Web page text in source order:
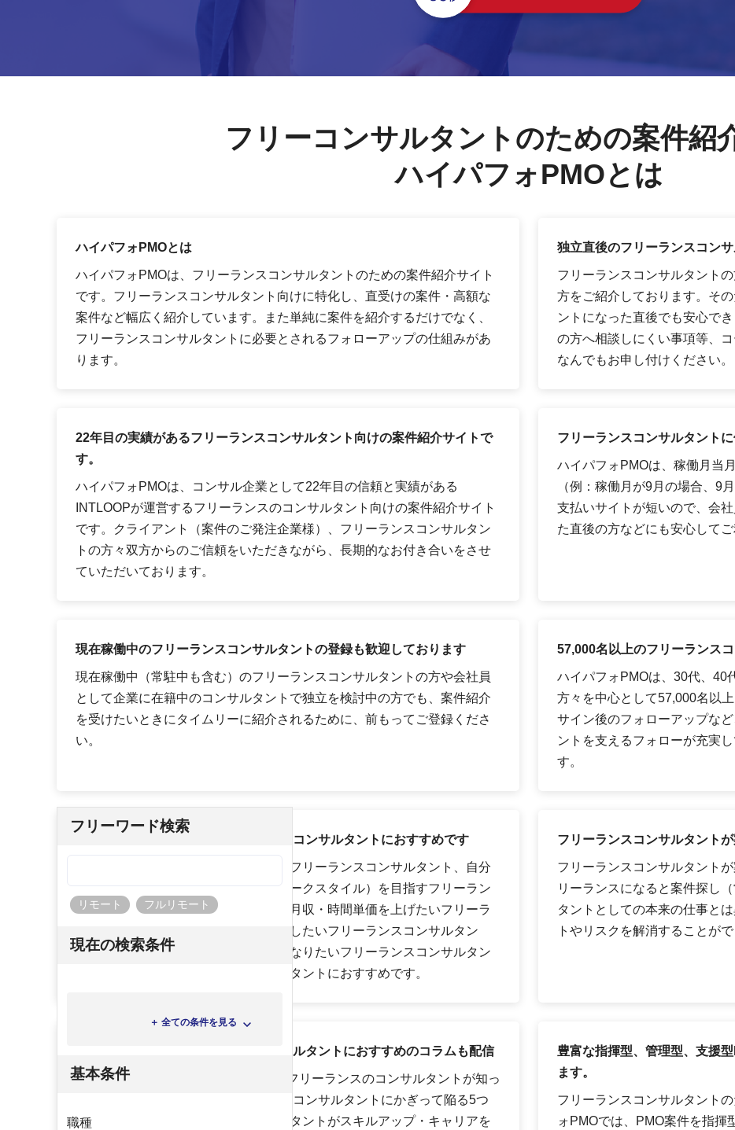
フリーワード検索
リモート フルリモート
現在の検索条件
＋ 全ての条件を見る
基本条件
職種
フリーコンサルタントのための案件紹
ハイパフォPMOとは
ハイパフォPMOとは
ハイパフォPMOは、フリーランスコンサルタントのための案件紹介サイト
です。フリーランスコンサルタント向けに特化し、直受けの案件・高額な
案件など幅広く紹介しています。また単純に案件を紹介するだけでなく、
フリーランスコンサルタントに必要とされるフォローアップの仕組みがあ
ります。
独立直後のフリーランスコン
フリーランスコンサルタント
方をご紹介しております。そ
ントになった直後でも安心で
の方へ相談しにくい事項等、
なんでもお申し付けください。
22年目の実績があるフリーランスコンサルタント向けの案件紹介サイトで
す。
ハイパフォPMOは、コンサル企業として22年目の信頼と実績がある
INTLOOPが運営するフリーランスのコンサルタント向けの案件紹介サイト
です。クライアント（案件のご発注企業様）、フリーランスコンサルタン
トの方々双方からのご信頼をいただきながら、長期的なお付き合いをさせ
ていただいております。
フリーランスコンサルタント
ハイパフォPMOは、稼働月当
（例：稼働月が9月の場合、9
支払いサイトが短いので、会
た直後の方などにも安心してご
現在稼働中のフリーランスコンサルタントの登録も歓迎しております
現在稼働中（常駐中も含む）のフリーランスコンサルタントの方や会社員
として企業に在籍中のコンサルタントで独立を検討中の方でも、案件紹介
を受けたいときにタイムリーに紹介されるために、前もってご登録くださ
い。
57,000名以上のフリーランス
ハイパフォPMOは、30代、40
方々を中心として57,000名以
サイン後のフォローアップな
ントを支えるフォローが充実
す。
ハイパフォPMOはこんなフリーランスコンサルタントにおすすめです
会社員として経験を積んで実力のあるフリーランスコンサルタント、自分
の時間・自由を大切にした働き方（ワークスタイル）を目指すフリーラン
スコンサルタント、市場価値や年収・月収・時間単価を上げたいフリーラ
ンスコンサルタント、スキルアップをしたいフリーランスコンサルタン
ト、安定して案件に参画できるようになりたいフリーランスコンサルタン
トなど、様々なフリーランスコンサルタントにおすすめです。
フリーランスコンサルタント
フリーランスコンサルタント
リーランスになると案件探し
タントとしての本来の仕事と
トやリスクを解消することがで
ハイパフォPMOはフリーランスコンサルタントにおすすめのコラムも配信
ハイパフォPMOでは、「PMO特集 〜フリーランスのコンサルタントが知っ
ておくべきPMOの役割〜」や「優秀なコンサルタントにかぎって陥る5つ
のワナ」などのフリーランスコンサルタントがスキルアップ・キャリアを
豊富な指揮型、管理型、支援
ます。
フリーランスコンサルタント
ォPMOでは、PMO案件を指揮